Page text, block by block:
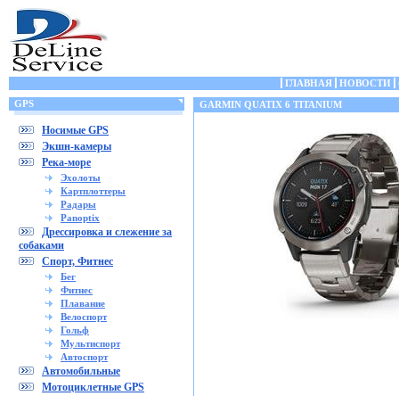
ГЛАВНАЯ НОВОСТИ
GPS
Носимые GPS
Экшн-камеры
Река-море
Эхолоты
Картплоттеры
Радары
Panoptix
Дрессировка и слежение за
собаками
Спорт, Фитнес
Бег
Фитнес
Плавание
Велоспорт
Гольф
Мультиспорт
Автоспорт
Автомобильные
Мотоциклетные GPS
GARMIN QUATIX 6 TITANIUM